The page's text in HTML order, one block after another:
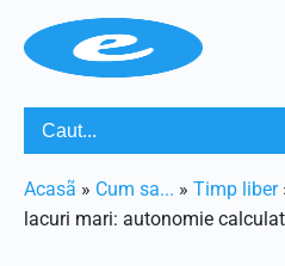
Acasã » Cum sa... » Timp liber
lacuri mari: autonomie